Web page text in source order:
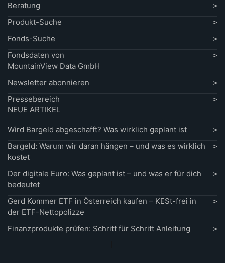
Beratung
Produkt-Suche
Fonds-Suche
Fondsdaten von
MountainView Data GmbH
Newsletter abonnieren
Pressebereich
NEUE ARTIKEL
Wird Bargeld abgeschafft? Was wirklich geplant ist
Bargeld: Warum wir daran hängen – und was es wirklich
kostet
Der digitale Euro: Was geplant ist – und was er für dich
bedeutet
Gerd Kommer ETF in Österreich kaufen – KESt-frei in
der ETF-Nettopolizze
Finanzprodukte prüfen: Schritt für Schritt Anleitung